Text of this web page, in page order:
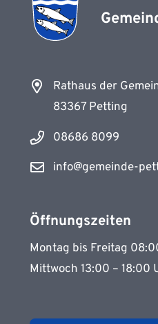
Rathaus der
83367 Petting
08686 8099
info@gemeinde-
Öffnungszeiten
Montag bis Freitag
Mittwoch 13:00 – 18:00